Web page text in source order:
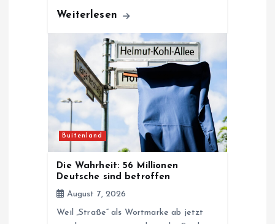
Weiterlesen
Buitenland
Die Wahrheit: 56 Millionen
Deutsche sind betroffen
August 7, 2026
Weil „Straße“ als Wortmarke ab jetzt